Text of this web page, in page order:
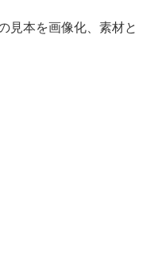
見本を画像化、素材と